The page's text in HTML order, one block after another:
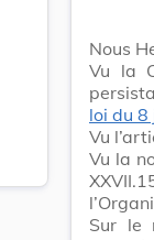
Nous
Vu la
loi du
Vu
Vu la
Sur le